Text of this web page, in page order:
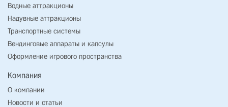
Водные аттракционы
Надувные аттракционы
Транспортные системы
Вендинговые аппараты и капсулы
Оформление игрового пространства
Компания
О компании
Новости и статьи